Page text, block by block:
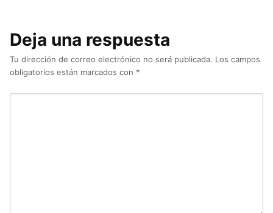
Deja una respuesta
Tu dirección de correo electrónico no será publicada. Los campos
obligatorios están marcados con *